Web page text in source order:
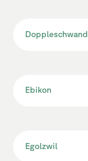
Doppleschwand
Ebikon
Egolzwil